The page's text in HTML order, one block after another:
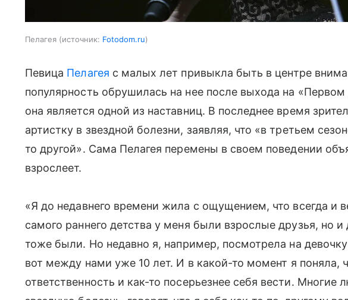
Пелагея источник: Fotodom.ru
Певица Пелагея с малых лет привыкла быть в центре
популярность обрушилась на нее после выхода на
она является одной из наставниц. В последнее время
артистку в звездной болезни, заявляя, что «в третьем
то другой». Сама Пелагея перемены в своем поведении
взрослеет.
«Я до недавнего времени жила с ощущением, что всегда и
самого раннего детства у меня были взрослые друзья, но
тоже были. Но недавно я, например, посмотрела на
вот между нами уже 10 лет. И в какой-то момент я поняла,
ответственность и как-то посерьезнее себя вести. Многие